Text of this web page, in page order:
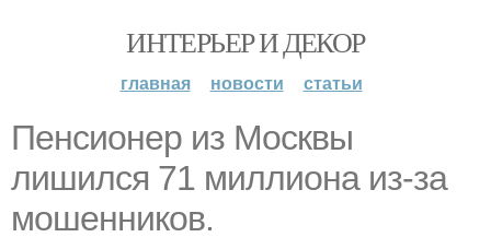
ИНТЕРЬЕР И ДЕКОР
главная новости статьи
Пенсионер из Москвы
лишился 71 миллиона из-за
мошенников.